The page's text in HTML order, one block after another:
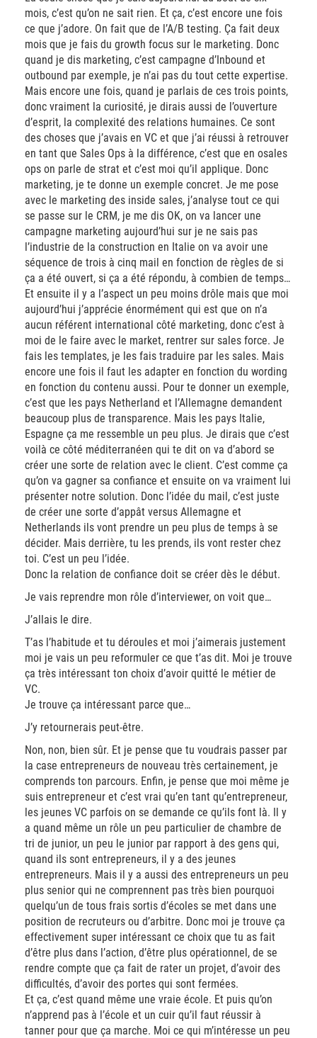
mois, c’est qu’on ne sait rien. Et ça, c’est encore une fois
ce que j’adore. On fait que de l’A/B testing. Ça fait deux
mois que je fais du growth focus sur le marketing. Donc
quand je dis marketing, c’est campagne d’Inbound et
outbound par exemple, je n’ai pas du tout cette expertise.
Mais encore une fois, quand je parlais de ces trois points,
donc vraiment la curiosité, je dirais aussi de l’ouverture
d’esprit, la complexité des relations humaines. Ce sont
des choses que j’avais en VC et que j’ai réussi à retrouver
en tant que Sales Ops à la différence, c’est que en osales
ops on parle de strat et c’est moi qu’il applique. Donc
marketing, je te donne un exemple concret. Je me pose
avec le marketing des inside sales, j’analyse tout ce qui
se passe sur le CRM, je me dis OK, on va lancer une
campagne marketing aujourd’hui sur je ne sais pas
l’industrie de la construction en Italie on va avoir une
séquence de trois à cinq mail en fonction de règles de si
ça a été ouvert, si ça a été répondu, à combien de temps…
Et ensuite il y a l’aspect un peu moins drôle mais que moi
aujourd’hui j’apprécie énormément qui est que on n’a
aucun référent international côté marketing, donc c’est à
moi de le faire avec le market, rentrer sur sales force. Je
fais les templates, je les fais traduire par les sales. Mais
encore une fois il faut les adapter en fonction du wording
en fonction du contenu aussi. Pour te donner un exemple,
c’est que les pays Netherland et l’Allemagne demandent
beaucoup plus de transparence. Mais les pays Italie,
Espagne ça me ressemble un peu plus. Je dirais que c’est
voilà ce côté méditerranéen qui te dit on va d’abord se
créer une sorte de relation avec le client. C’est comme ça
qu’on va gagner sa confiance et ensuite on va vraiment lui
présenter notre solution. Donc l’idée du mail, c’est juste
de créer une sorte d’appât versus Allemagne et
Netherlands ils vont prendre un peu plus de temps à se
décider. Mais derrière, tu les prends, ils vont rester chez
toi. C’est un peu l’idée.
Donc la relation de confiance doit se créer dès le début.
Je vais reprendre mon rôle d’interviewer, on voit que…
J’allais le dire.
T’as l’habitude et tu déroules et moi j’aimerais justement
moi je vais un peu reformuler ce que t’as dit. Moi je trouve
ça très intéressant ton choix d’avoir quitté le métier de
VC.
Je trouve ça intéressant parce que…
J’y retournerais peut-être.
Non, non, bien sûr. Et je pense que tu voudrais passer par
la case entrepreneurs de nouveau très certainement, je
comprends ton parcours. Enfin, je pense que moi même je
suis entrepreneur et c’est vrai qu’en tant qu’entrepreneur,
les jeunes VC parfois on se demande ce qu’ils font là. Il y
a quand même un rôle un peu particulier de chambre de
tri de junior, un peu le junior par rapport à des gens qui,
quand ils sont entrepreneurs, il y a des jeunes
entrepreneurs. Mais il y a aussi des entrepreneurs un peu
plus senior qui ne comprennent pas très bien pourquoi
quelqu’un de tous frais sortis d’écoles se met dans une
position de recruteurs ou d’arbitre. Donc moi je trouve ça
effectivement super intéressant ce choix que tu as fait
d’être plus dans l’action, d’être plus opérationnel, de se
rendre compte que ça fait de rater un projet, d’avoir des
difficultés, d’avoir des portes qui sont fermées.
Et ça, c’est quand même une vraie école. Et puis qu’on
n’apprend pas à l’école et un cuir qu’il faut réussir à
tanner pour que ça marche. Moi ce qui m’intéresse un peu